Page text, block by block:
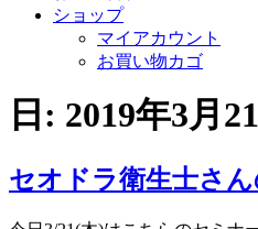
ショップ
マイアカウント
お買い物カゴ
日: 2019年3月
セオドラ衛生士さ